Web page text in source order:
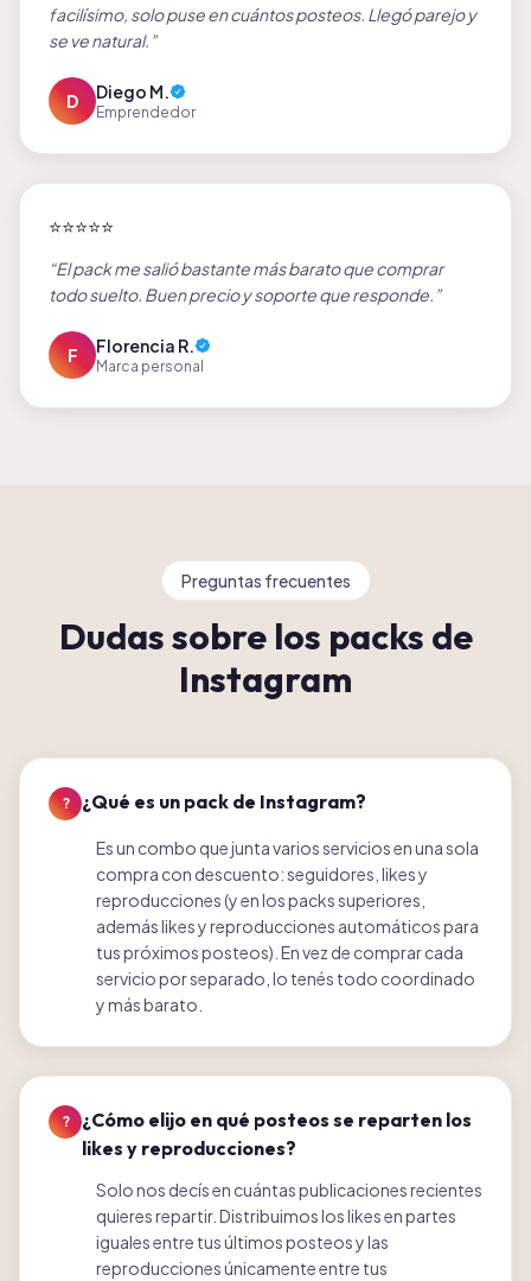
facilísimo, solo puse en cuántos posteos. Llegó parejo y
se ve natural. ”
D Diego M.
Emprendedor
⭐⭐⭐⭐⭐
“El pack me salió bastante más barato que comprar
todo suelto. Buen precio y soporte que responde. ”
F Florencia R.
Marca personal
Preguntas frecuentes
Dudas sobre los packs de
Instagram
? ¿Qué es un pack de Instagram?
Es un combo que junta varios servicios en una sola
compra con descuento: seguidores, likes y
reproducciones (y en los packs superiores,
además likes y reproducciones automáticos para
tus próximos posteos). En vez de comprar cada
servicio por separado, lo tenés todo coordinado
y más barato.
?
¿Cómo elijo en qué posteos se reparten los
likes y reproducciones?
Solo nos decís en cuántas publicaciones recientes
quieres repartir. Distribuimos los likes en partes
iguales entre tus últimos posteos y las
reproducciones únicamente entre tus